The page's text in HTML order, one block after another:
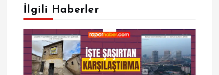
e
z
İlgili Haberler